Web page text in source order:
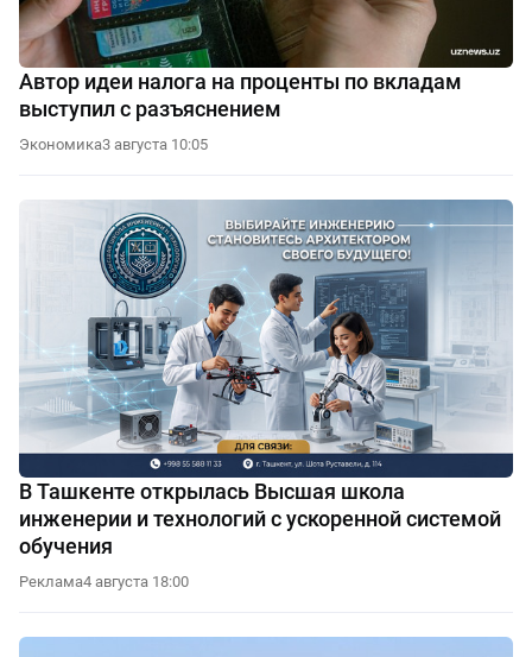
Автор идеи налога на проценты по вкладам
выступил с разъяснением
Экономика3 августа 10:05
В Ташкенте открылась Высшая школа
инженерии и технологий с ускоренной системой
обучения
Реклама4 августа 18:00